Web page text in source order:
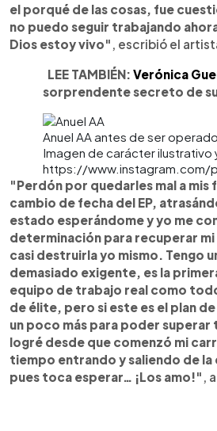
el porqué de las cosas, fue
no puedo seguir trabajando
Dios estoy vivo" , escribió el
LEE TAMBIÉN: Verónica
sorprendente secreto de
Anuel AA antes de ser
Imagen de carácter ilustrativo
https://www.instagram.com/
"Perdón por quedarles mal a mis
cambio de fecha del EP,
estado esperándome y yo me
determinación para recuperar
casi destruirla yo mismo. Tengo
demasiado exigente, es la
equipo de trabajo real como
de élite, pero si este es el plan
un poco más para poder superar
logré desde que comenzó mi
tiempo entrando y saliendo de la
pues toca esperar… ¡Los amo!" ,